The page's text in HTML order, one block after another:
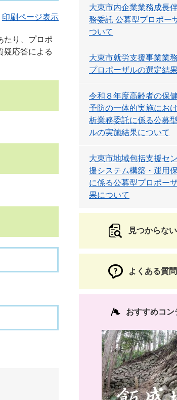
印刷ページ表示
たり、プロポ
疑応答による
大東市内企業業務成長
務委託 公募型プロポー
ついて
大東市就労支援事業業
プロポーザルの選定結
令和８年度高齢者の保
予防の一体的実施にお
析業務委託に係る公募
ルの実施結果について
大東市地域包括支援セ
援システム構築・運用
に係る公募型プロポー
果について
見つからな
よくある質
おすすめコン